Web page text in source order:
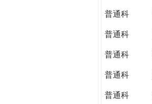
普通科
普通科
普通科
普通科
普通科